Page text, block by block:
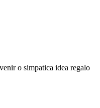
o simpatica idea regalo